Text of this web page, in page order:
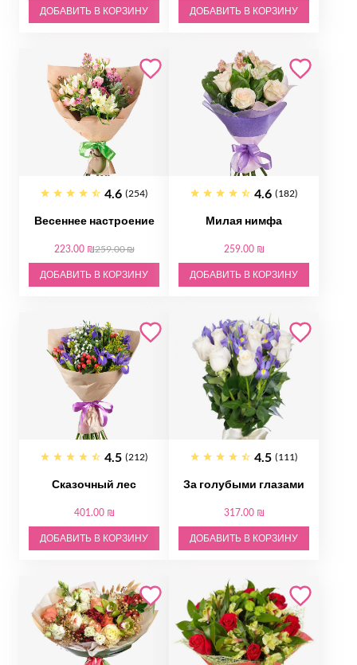
ДОБАВИТЬ В КОРЗИНУ ДОБАВИТЬ В КОРЗИНУ
4.6 (254)
Весеннее настроение
223.00 ₪259.00 ₪
ДОБАВИТЬ В КОРЗИНУ
4.6 (182)
Милая нимфа
259.00 ₪
ДОБАВИТЬ В КОРЗИНУ
4.5 (212)
Сказочный лес
401.00 ₪
ДОБАВИТЬ В КОРЗИНУ
4.5 (111)
За голубыми глазами
317.00 ₪
ДОБАВИТЬ В КОРЗИНУ